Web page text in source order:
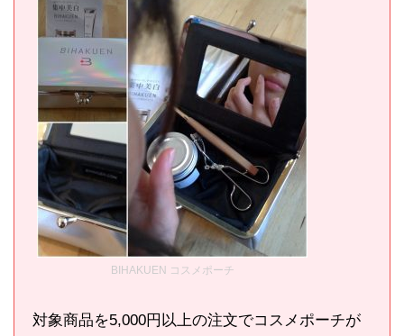
BIHAKUEN コスメポーチ
対象商品を5,000円以上の注文でコスメポーチが